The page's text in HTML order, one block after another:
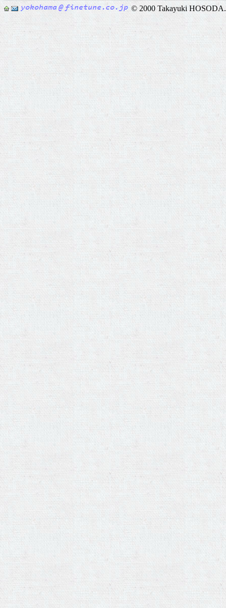
© 2000 Takayuki HOSODA.